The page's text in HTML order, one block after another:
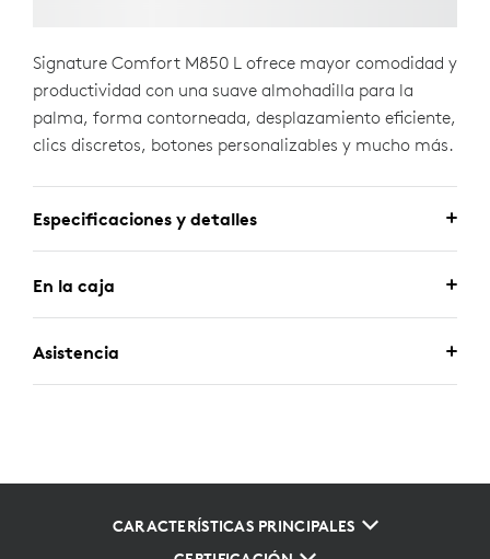
Signature Comfort M850 L ofrece mayor comodidad y
productividad con una suave almohadilla para la
palma, forma contorneada, desplazamiento eficiente,
clics discretos, botones personalizables y mucho más.
Especificaciones y detalles
En la caja
Asistencia
CARACTERÍSTICAS PRINCIPALES